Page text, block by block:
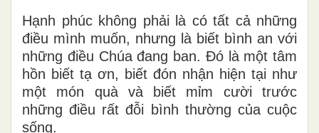
Hạnh phúc không phải là có tất cả những
điều mình muốn, nhưng là biết bình an với
những điều Chúa đang ban. Đó là một tâm
hồn biết tạ ơn, biết đón nhận hiện tại như
một món quà và biết mỉm cười trước
những điều rất đỗi bình thường của cuộc
sống.